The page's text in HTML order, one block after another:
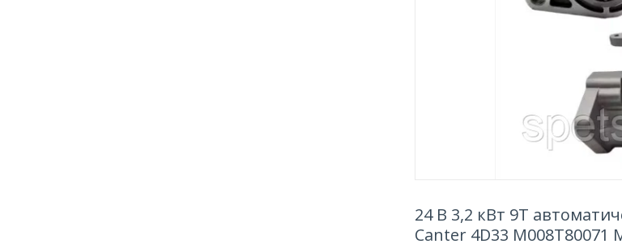
24 В 3,2 кВт 9T
Canter 4D33 M008T80071